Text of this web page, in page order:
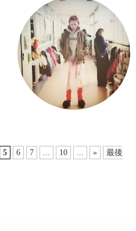
5 6 7 ... 10 ... »
最後